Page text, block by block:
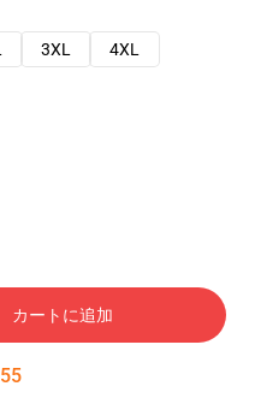
3XL
4XL
カートに追加
54